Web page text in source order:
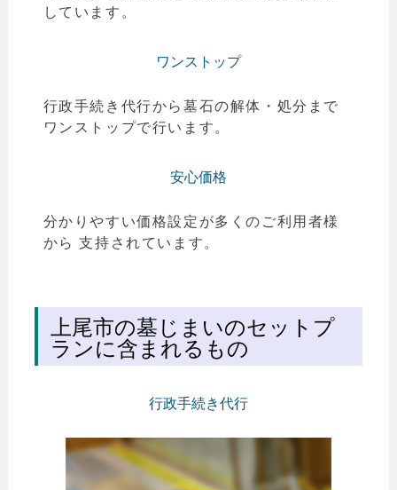
しています。
ワンストップ
行政手続き代行から墓石の解体・処分まで
ワンストップで行います。
安心価格
分かりやすい価格設定が多くのご利用者様
から 支持されています。
上尾市の墓じまいのセットプ
ランに含まれるもの
行政手続き代行